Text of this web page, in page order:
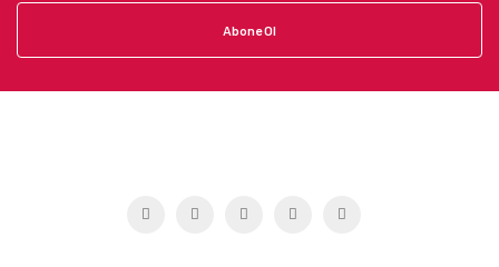
Abone Ol